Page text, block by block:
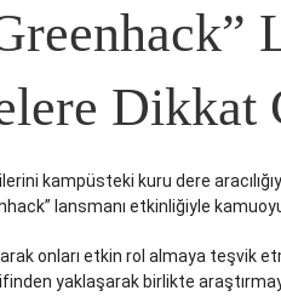
Dikkat
kampüsteki kuru dere
lansmanı etkinliğiyle
onları etkin rol almaya
yaklaşarak birlikte